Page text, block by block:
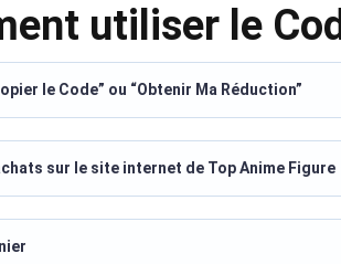
utiliser le
le Code” ou “Obtenir Ma Réduction”
sur le site internet de Top Anime Figure